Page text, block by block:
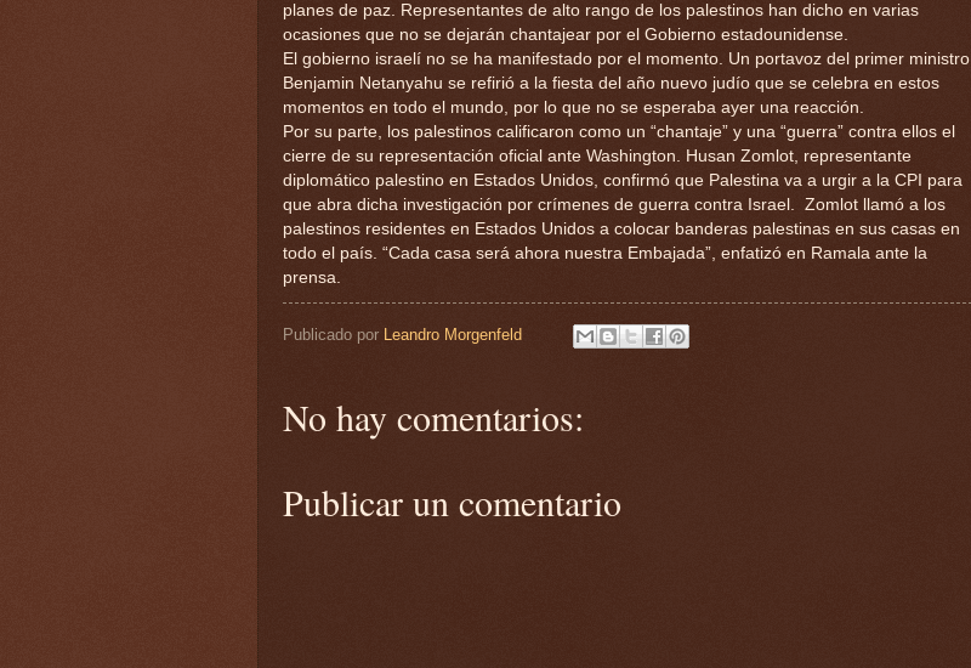
planes de paz. Representantes de alto rango de los palestinos han dicho en varias
ocasiones que no se dejarán chantajear por el Gobierno estadounidense.
El gobierno israelí no se ha manifestado por el momento. Un portavoz del primer ministro
Benjamin Netanyahu se refirió a la fiesta del año nuevo judío que se celebra en estos
momentos en todo el mundo, por lo que no se esperaba ayer una reacción.
Por su parte, los palestinos calificaron como un “chantaje” y una “guerra” contra ellos el
cierre de su representación oficial ante Washington. Husan Zomlot, representante
diplomático palestino en Estados Unidos, confirmó que Palestina va a urgir a la CPI para
que abra dicha investigación por crímenes de guerra contra Israel. Zomlot llamó a los
palestinos residentes en Estados Unidos a colocar banderas palestinas en sus casas en
todo el país. “Cada casa será ahora nuestra Embajada”, enfatizó en Ramala ante la
prensa.
Publicado por Leandro Morgenfeld
No hay comentarios:
Publicar un comentario